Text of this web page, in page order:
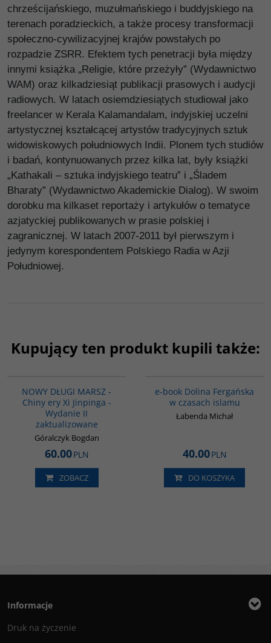
chrześcijańskiego, muzułmańskiego i buddyjskiego na
terenach poradzieckich, a także procesy transformacji
społeczno-cywilizacyjnej krajów powstałych po
rozpadzie ZSRR. Efektem tych penetracji była między
innymi książka „Religie, które przeżyły” (Wydawnictwo
WAM) oraz kilkadziesiąt publikacji prasowych i audycji
radiowych. W latach osiemdziesiątych studiował jako
freelancer w Kerala Kalamandalam, indyjskiej uczelni
artystycznej kształcącej artystów tradycyjnych sztuk
widowiskowych południowych Indii. Plonem tych studiów
i badań, kontynuowanych przez kilka lat, były książki
„Kathakali – sztuka indyjskiego teatru” i „Śladem
Bharaty” (Wydawnictwo Akademickie Dialog). W swoim
dorobku ma kilkaset reportaży i artykułów o tematyce
azjatyckiej publikowanych w prasie polskiej i
zagranicznej. W latach 2007-2011 był pierwszym i
jedynym korespondentem Polskiego Radia w Azji
Południowej.
Kupujący ten produkt kupili także:
NOWY DŁUGI MARSZ -
Chiny ery Xi Jinpinga -
Wydanie II
zaktualizowane
Góralczyk Bogdan
60.00PLN
ZOBACZ
e-book Dolina Fergańska
w czasach islamu
Łabenda Michał
40.00PLN
DO KOSZYKA
Informacje
Druk na życzenie